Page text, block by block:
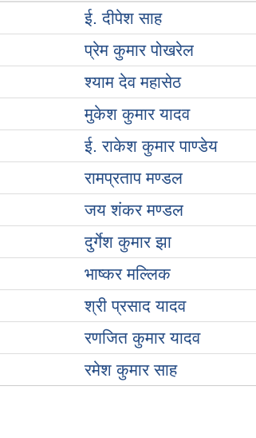
ई. दीपेश साह
प्रेम कुमार पोखरेल
श्याम देव महासेठ
मुकेश कुमार यादव
ई. राकेश कुमार पाण्डेय
रामप्रताप मण्डल
जय शंकर मण्डल
दुर्गेश कुमार झा
भाष्कर मल्लिक
श्री प्रसाद यादव
रणजित कुमार यादव
रमेश कुमार साह